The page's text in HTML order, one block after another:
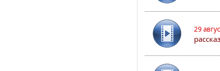
29